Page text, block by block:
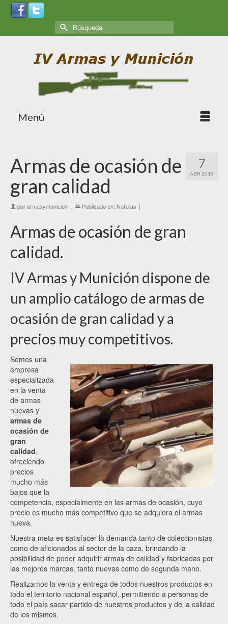
Menú
7
ABR 2016
Armas de ocasión de
gran calidad
porarmasymunicion | Publicado en: Noticias |
Armas de ocasión de gran
calidad.
IV Armas y Munición dispone de
un amplio catálogo de armas de
ocasión de gran calidad y a
precios muy competitivos.
Somos una
empresa
especializada
en la venta
de armas
nuevas y
armas de
ocasión de
gran
calidad,
ofreciendo
precios
mucho más
bajos que la
competencia, especialmente en las armas de ocasión, cuyo
precio es mucho más competitivo que se adquiera el armas
nueva.
Nuestra meta es satisfacer la demanda tanto de coleccionistas
como de aficionados al sector de la caza, brindando la
posibilidad de poder adquirir armas de calidad y fabricadas por
las mejores marcas, tanto nuevas como de segunda mano.
Realizamos la venta y entrega de todos nuestros productos en
todo el territorio nacional español, permitiendo a personas de
todo el país sacar partido de nuestros productos y de la calidad
de los mismos.